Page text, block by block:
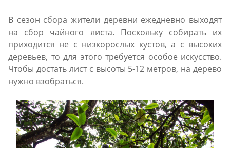
В сезон сбора жители деревни ежедневно выходят
на сбор чайного листа. Поскольку собирать их
приходится не с низкорослых кустов, а с высоких
деревьев, то для этого требуется особое искусство.
Чтобы достать лист с высоты 5-12 метров, на дерево
нужно взобраться.